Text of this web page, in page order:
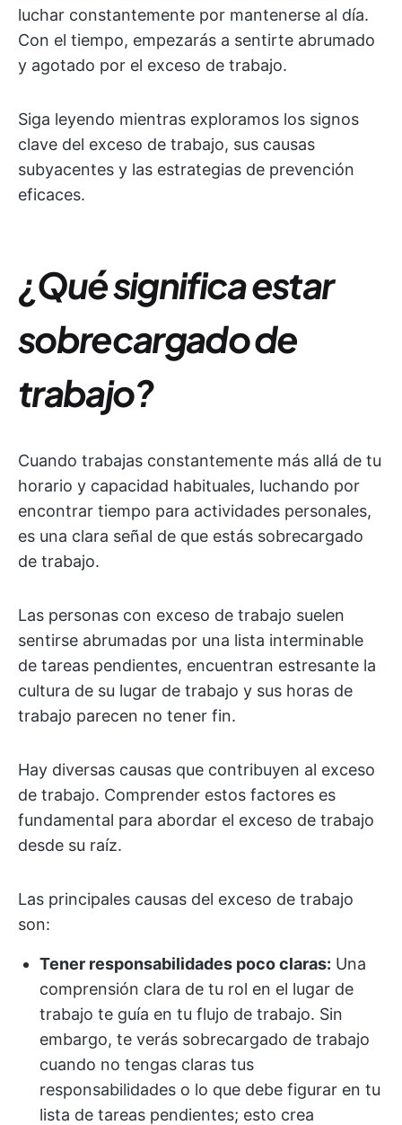
luchar constantemente por mantenerse al día.
Con el tiempo, empezarás a sentirte abrumado
y agotado por el exceso de trabajo.
Siga leyendo mientras exploramos los signos
clave del exceso de trabajo, sus causas
subyacentes y las estrategias de prevención
eficaces.
¿Qué significa estar
sobrecargado de
trabajo?
Cuando trabajas constantemente más allá de tu
horario y capacidad habituales, luchando por
encontrar tiempo para actividades personales,
es una clara señal de que estás sobrecargado
de trabajo.
Las personas con exceso de trabajo suelen
sentirse abrumadas por una lista interminable
de tareas pendientes, encuentran estresante la
cultura de su lugar de trabajo y sus horas de
trabajo parecen no tener fin.
Hay diversas causas que contribuyen al exceso
de trabajo. Comprender estos factores es
fundamental para abordar el exceso de trabajo
desde su raíz.
Las principales causas del exceso de trabajo
son:
Tener responsabilidades poco claras: Una
comprensión clara de tu rol en el lugar de
trabajo te guía en tu flujo de trabajo. Sin
embargo, te verás sobrecargado de trabajo
cuando no tengas claras tus
responsabilidades o lo que debe figurar en tu
lista de tareas pendientes; esto crea